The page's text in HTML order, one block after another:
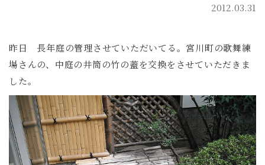
2012.03.31
昨日 長年庭の管理させていただいてる。宮川町の歌舞練
場さんの、中庭の井筒の竹の蓋を交換をさせていただきま
した。